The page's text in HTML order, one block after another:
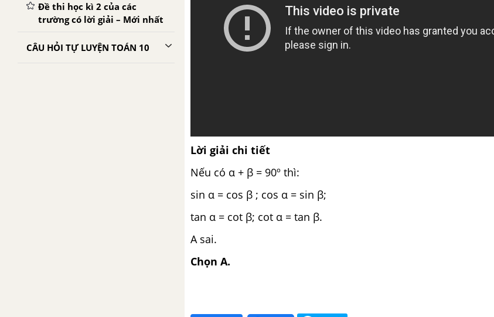
Đề thi học kì 2 của các
trường có lời giải – Mới nhất
CÂU HỎI TỰ LUYỆN TOÁN 10
Lời giải chi tiết
Nếu có α + β = 90º thì:
sin α = cos β ; cos α = sin β;
tan α = cot β; cot α = tan β.
A sai.
Chọn A.